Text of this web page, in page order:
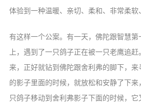
观自在禅修营
教理研究
学报论集
信息公告
体验到一种温暖、亲切、柔和、非常柔软
有这样一个公案。有一天，佛陀跟智慧
上，遇到了一只鸽子正在被一只老鹰追
来，正好就钻到佛陀跟舍利弗的脚下，
的影子里面的时候，就放松和安静了下
只鸽子移动到舍利弗影子下面的时候，